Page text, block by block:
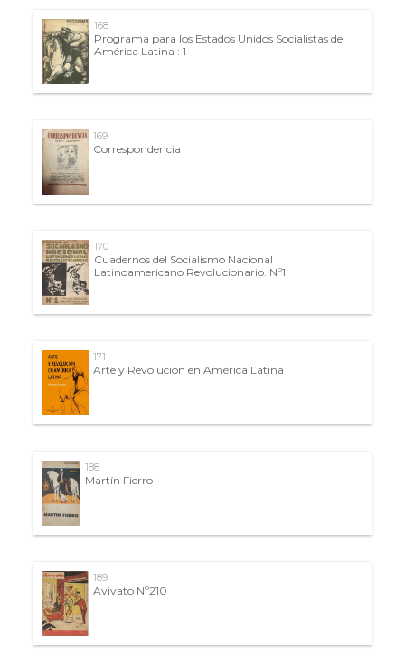
168
Programa para los Estados Unidos Socialistas de
América Latina : 1
169
Correspondencia
170
Cuadernos del Socialismo Nacional
Latinoamericano Revolucionario. Nº1
171
Arte y Revolución en América Latina
188
Martín Fierro
189
Avivato Nº210